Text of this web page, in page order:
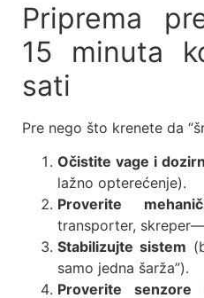
Priprema
15 minuta
sati
Pre nego što krenete da
Očistite vage i
lažno opterećenje).
Proverite
transporter,
Stabilizujte sistem
samo jedna šarža”).
Proverite senzore